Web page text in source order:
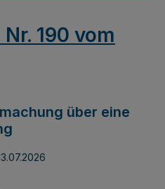
190 vom
über eine